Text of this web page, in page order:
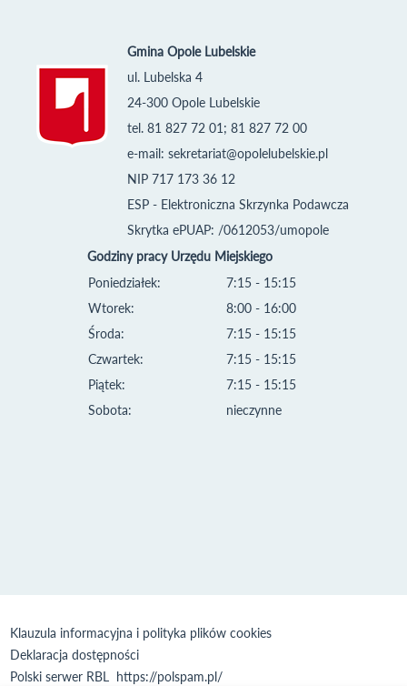
Gmina Opole Lubelskie
ul. Lubelska 4
24-300 Opole Lubelskie
tel. 81 827 72 01; 81 827 72 00
e-mail: sekretariat@opolelubelskie.pl
NIP 717 173 36 12
ESP - Elektroniczna Skrzynka Podawcza
Skrytka ePUAP: /0612053/umopole
Godziny pracy Urzędu Miejskiego
Poniedziałek:
Wtorek:
Środa:
Czwartek:
Piątek:
Sobota:
7:15 - 15:15
8:00 - 16:00
7:15 - 15:15
7:15 - 15:15
7:15 - 15:15
nieczynne
Klauzula informacyjna i polityka plików cookies
Deklaracja dostępności
Polski serwer RBL https://polspam.pl/